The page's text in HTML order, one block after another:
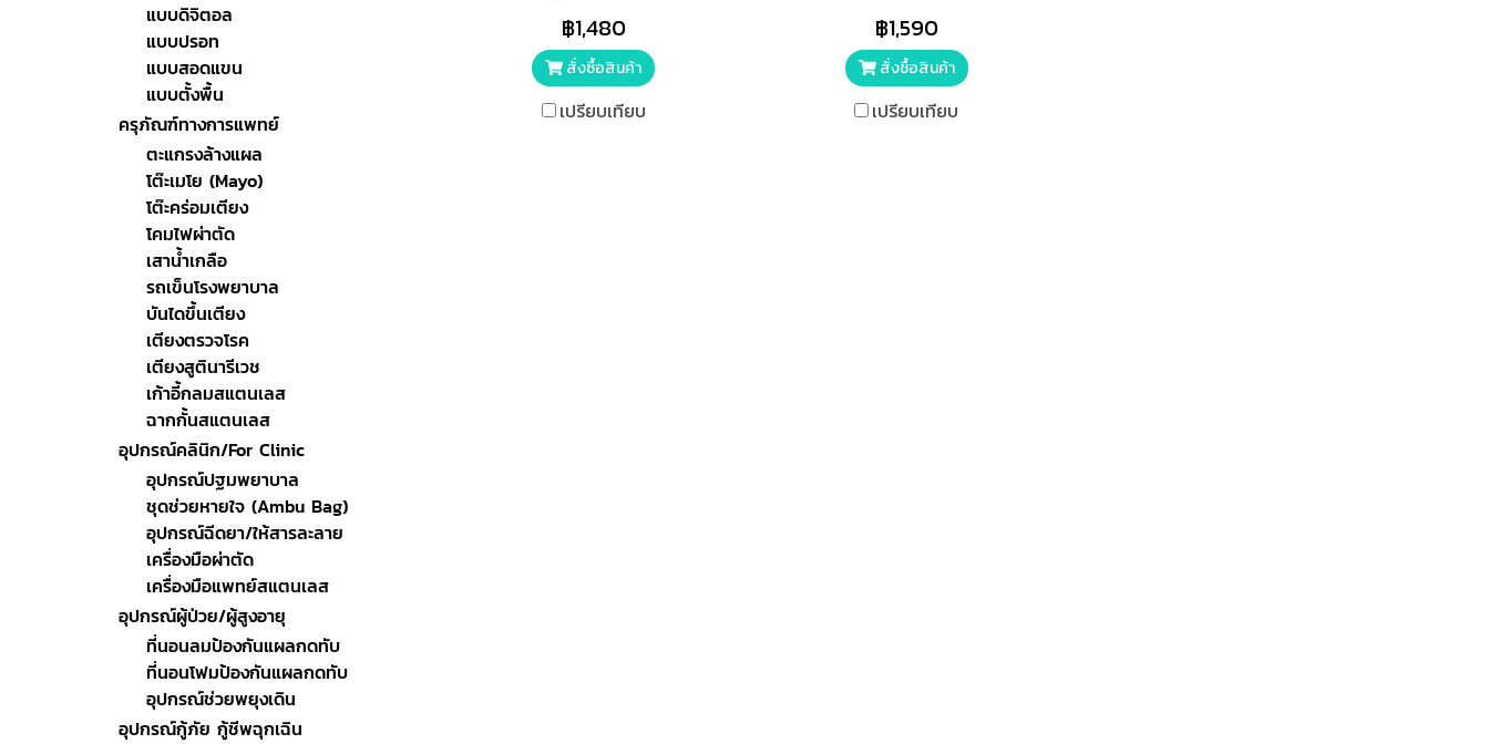
฿1,480
สั่งซื้อสินค้า
เปรียบเทียบ
฿1,590
สั่งซื้อสินค้า
เปรียบเทียบ
แบบดิจิตอล
แบบปรอท
แบบสอดแขน
แบบตั้งพื้น
ครุภัณฑ์ทางการแพทย์
ตะแกรงล้างแผล
โต๊ะเมโย (Mayo)
โต๊ะคร่อมเตียง
โคมไฟผ่าตัด
เสาน้ำเกลือ
รถเข็นโรงพยาบาล
บันไดขึ้นเตียง
เตียงตรวจโรค
เตียงสูตินารีเวช
เก้าอี้กลมสแตนเลส
ฉากกั้นสแตนเลส
อุปกรณ์คลินิก/For Clinic
อุปกรณ์ปฐมพยาบาล
ชุดช่วยหายใจ (Ambu Bag)
อุปกรณ์ฉีดยา/ให้สารละลาย
เครื่องมือผ่าตัด
เครื่องมือแพทย์สแตนเลส
อุปกรณ์ผู้ป่วย/ผู้สูงอายุ
ที่นอนลมป้องกันแผลกดทับ
ที่นอนโฟมป้องกันแผลกดทับ
อุปกรณ์ช่วยพยุงเดิน
อุปกรณ์กู้ภัย กู้ชีพฉุกเฉิน